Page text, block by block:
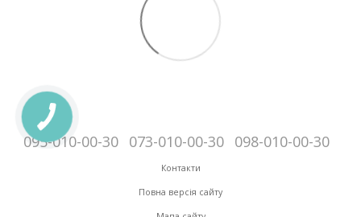
095-010-00-30 073-010-00-30 098-010-00-30
Контакти
Повна версія сайту